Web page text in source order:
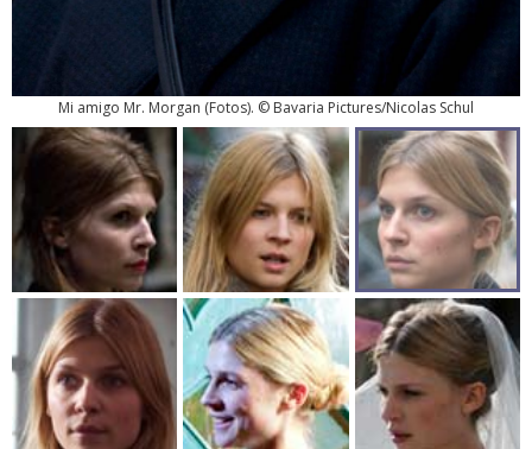
Mi amigo Mr. Morgan (Fotos). © Bavaria Pictures/Nicolas Schul